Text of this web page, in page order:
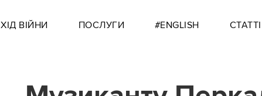
ХІД ВІЙНИ ПОСЛУГИ #ENGLISH СТАТТІ